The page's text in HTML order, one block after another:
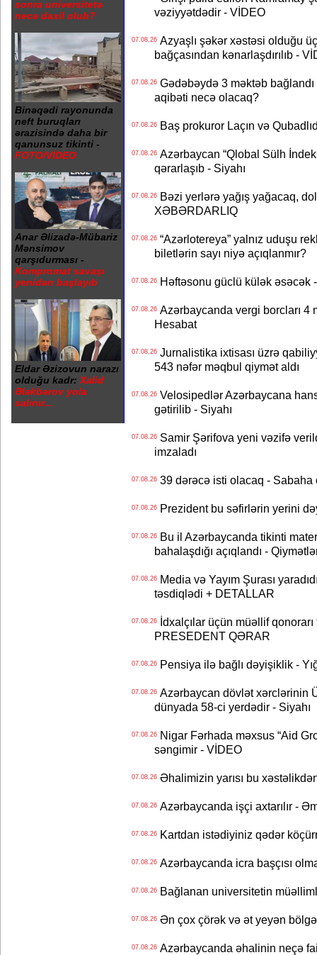
sonra universitetə
necə daxil olub?
Binəqədi rayonunda
neft buruqları
ərazisində daha bir
qanunsuz tikinti -
FOTO/VİDEO
Anar Əlizadə-Mübariz
Mənsimov
qarşıdurması -
Kompromat savaşı
yenidən başlayıb
Eldar Əzizovun narazı
olduğu kadr: Xalid
Ələkbərov yola
salınır...
vəziyyətdədir - VİDEO
07.08.26Azyaşlı şəkər xəstəsi olduğu
bağçasından kənarlaşdırılıb -
07.08.26Gədəbəydə 3 məktəb
aqibəti necə olacaq?
07.08.26Baş prokuror Laçın və
07.08.26Azərbaycan “Qlobal Sülh
qərarlaşıb - Siyahı
07.08.26Bəzi yerlərə yağış yağacaq,
XƏBƏRDARLIQ
07.08.26“Azərlotereya” yalnız uduşu
biletlərin sayı niyə açıqlanmır?
07.08.26Həftəsonu güclü külək əsəcək
07.08.26Azərbaycanda vergi borcları 4
Hesabat
07.08.26Jurnalistika ixtisası üzrə
543 nəfər məqbul qiymət aldı
07.08.26Velosipedlər Azərbaycana
gətirilib - Siyahı
07.08.26Samir Şərifova yeni vəzifə
imzaladı
07.08.2639 dərəcə isti olacaq - Sabaha
07.08.26Prezident bu səfirlərin yerini
07.08.26Bu il Azərbaycanda tikinti
bahalaşdığı açıqlandı -
07.08.26Media və Yayım Şurası
təsdiqlədi + DETALLAR
07.08.26İdxalçılar üçün müəllif
PRESEDENT QƏRAR
07.08.26Pensiya ilə bağlı dəyişiklik -
07.08.26Azərbaycan dövlət xərclərinin
dünyada 58-ci yerdədir - Siyahı
07.08.26Nigar Fərhada məxsus “Aid
səngimir - VİDEO
07.08.26Əhalimizin yarısı bu
07.08.26Azərbaycanda işçi axtarılır -
07.08.26Kartdan istədiyiniz qədər
07.08.26Azərbaycanda icra başçısı
07.08.26Bağlanan universitetin
07.08.26Ən çox çörək və ət yeyən
07.08.26Azərbaycanda əhalinin neçə